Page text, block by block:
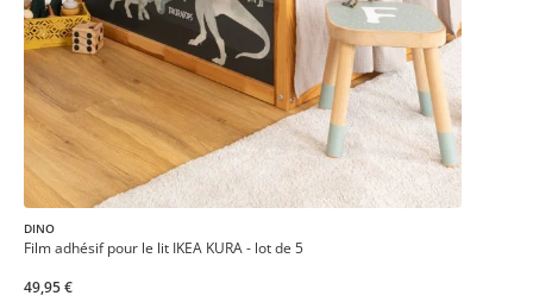
DINO
Film adhésif pour le lit IKEA KURA - lot de 5
49,95 €